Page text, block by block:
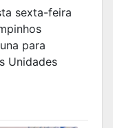
sexta-feira
para
Unidades